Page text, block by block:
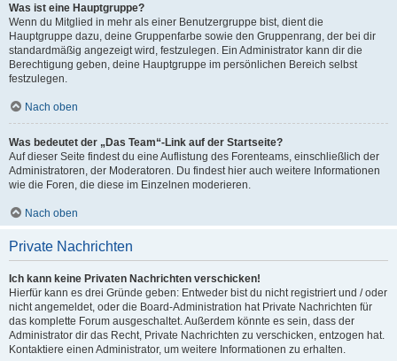
Was ist eine Hauptgruppe?
Wenn du Mitglied in mehr als einer Benutzergruppe bist, dient die
Hauptgruppe dazu, deine Gruppenfarbe sowie den Gruppenrang, der bei dir
standardmäßig angezeigt wird, festzulegen. Ein Administrator kann dir die
Berechtigung geben, deine Hauptgruppe im persönlichen Bereich selbst
festzulegen.
Nach oben
Was bedeutet der „Das Team“-Link auf der Startseite?
Auf dieser Seite findest du eine Auflistung des Forenteams, einschließlich der
Administratoren, der Moderatoren. Du findest hier auch weitere Informationen
wie die Foren, die diese im Einzelnen moderieren.
Nach oben
Private Nachrichten
Ich kann keine Privaten Nachrichten verschicken!
Hierfür kann es drei Gründe geben: Entweder bist du nicht registriert und / oder
nicht angemeldet, oder die Board-Administration hat Private Nachrichten für
das komplette Forum ausgeschaltet. Außerdem könnte es sein, dass der
Administrator dir das Recht, Private Nachrichten zu verschicken, entzogen hat.
Kontaktiere einen Administrator, um weitere Informationen zu erhalten.